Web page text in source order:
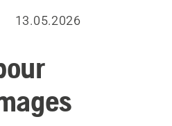
13.05.2026